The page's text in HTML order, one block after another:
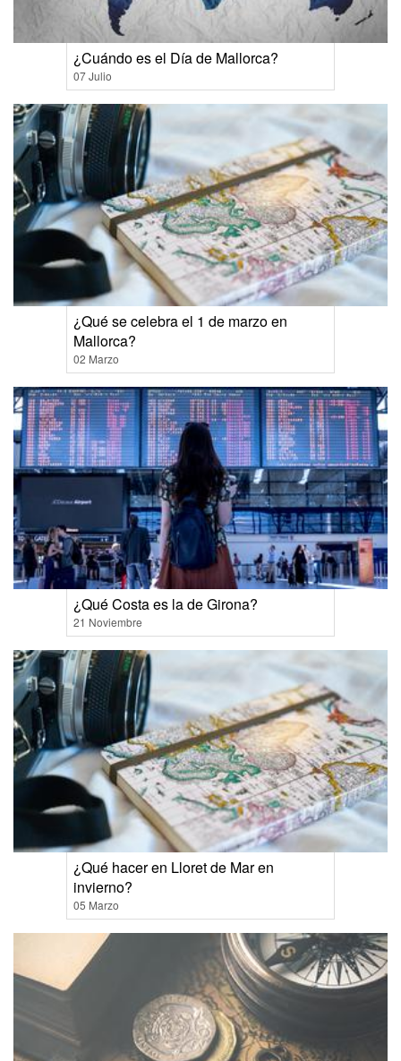
¿Cuándo es el Día de Mallorca?
07 Julio
¿Qué se celebra el 1 de marzo en
Mallorca?
02 Marzo
¿Qué Costa es la de Girona?
21 Noviembre
¿Qué hacer en Lloret de Mar en
invierno?
05 Marzo